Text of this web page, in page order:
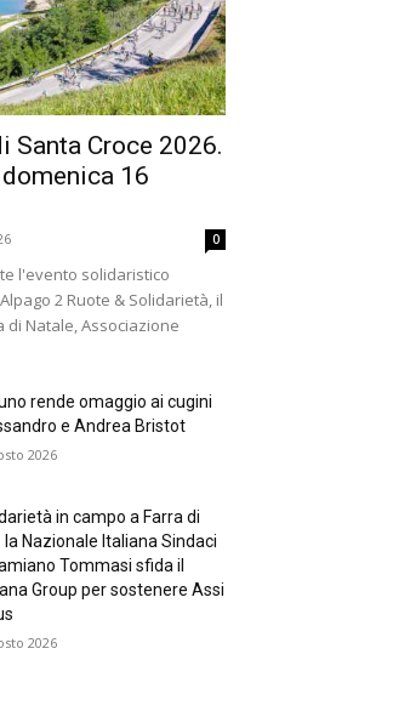
Santa Croce 2026.
16
0
l'evento solidaristico
2 Ruote & Solidarietà, il
di Natale, Associazione
rende omaggio ai cugini
e Andrea Bristot
2026
in campo a Farra di
la Nazionale Italiana Sindaci
Tommasi sfida il
Group per sostenere Assi
2026